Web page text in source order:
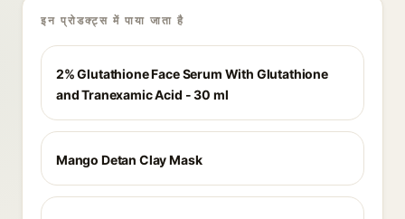
इन प्रोडक्ट्स में पाया जाता है
2% Glutathione Face Serum With Glutathione
and Tranexamic Acid - 30 ml
Mango Detan Clay Mask